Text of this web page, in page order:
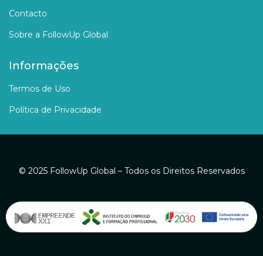
Contacto
Sobre a FollowUp Global
Informações
Termos de Uso
Política de Privacidade
© 2025 FollowUp Global – Todos os Direitos Reservados